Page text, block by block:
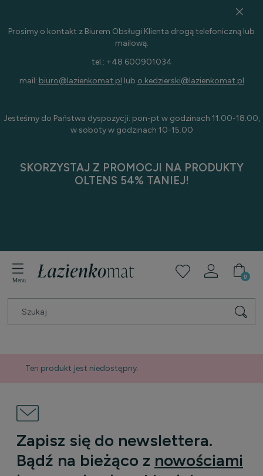
Prosimy o kontakt z Biurem Obsługi Klienta drogą telefoniczną lub
mailową:
tel.: +48 600901034
mail: biuro@lazienkomat.pl lub o.kedzierski@lazienkomat.pl
Jesteśmy do Państwa dyspozycji: pon-pt w godzinach 11.00-18.00,
w soboty w godzinach 10-15.00
SKORZYSTAJ Z PROMOCJI NA PRODUKTY
OLTENS 54% TANIEJ!
Ten produkt jest niedostępny.
Zapisz się do newslettera.
Bądź na bieżąco z nowościami